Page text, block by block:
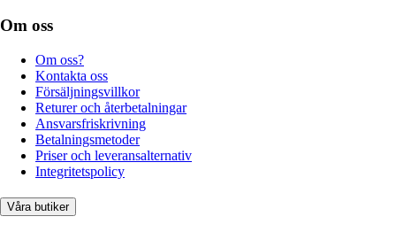
Om oss
Om oss?
Kontakta oss
Försäljningsvillkor
Returer och återbetalningar
Ansvarsfriskrivning
Betalningsmetoder
Priser och leveransalternativ
Integritetspolicy
Våra butiker